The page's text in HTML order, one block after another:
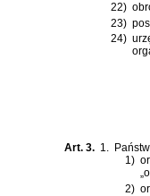
22)
23)
24)
Art. 3. 1.
1)
2)